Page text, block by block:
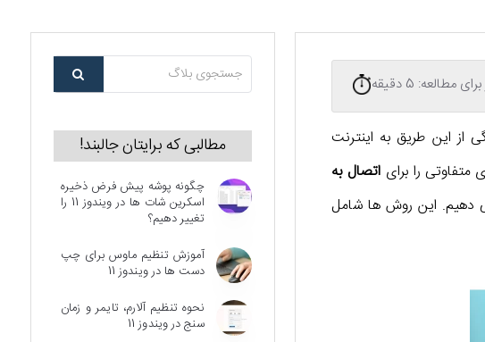
مطالعه: 5 دقیقه
از این طریق به اینترنت
را برای اتصال به
دهیم. این روش ها شامل
مطالبی که برایتان جالبند!
چگونه پوشه پیش فرض ذخیره
اسکرین شات ها در ویندوز 11 را
تغییر دهیم؟
آموزش تنظیم ماوس برای چپ
دست ها در ویندوز 11
نحوه تنظیم آلارم، تایمر و زمان
سنج در ویندوز 11